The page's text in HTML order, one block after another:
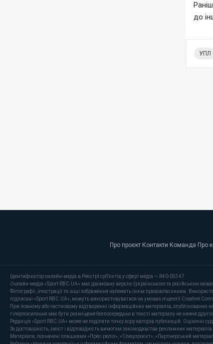
до
УПЛ
Про проєкт· Контакти· Команда· Про
Ідентифікатор онлайн-медіа в Реєстрі суб’єктів у сфері медіа — R40-05347
Онлайн-медіа «Sport RBC.UA» має двомовну версію (українською та російською
Фотографії, ілюстрації та інші зображення належать їхнім правовласникам.
підписані «Sport RBC.UA», можуть використовуватися на умовах ліцензії Creative
При повному або частковому відтворенні інформаційних матеріалів,
гіперпосилання має бути розміщене безпосередньо в тексті матеріалу не нижче
Редакція «Sport RBC.UA» може не поділяти точку зору авторів публікацій. Оціночні
За достовірність, зміст і відповідність вимогам законодавства рекламних
Матеріали, позначені плашками «Прес-реліз», «Спецпроєкт», «Партнерський